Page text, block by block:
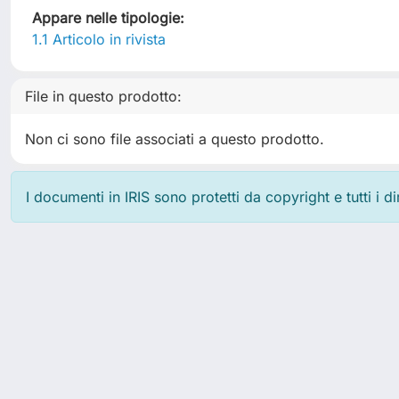
Appare nelle tipologie:
1.1 Articolo in rivista
File in questo prodotto:
Non ci sono file associati a questo prodotto.
I documenti in IRIS sono protetti da copyright e tutti i